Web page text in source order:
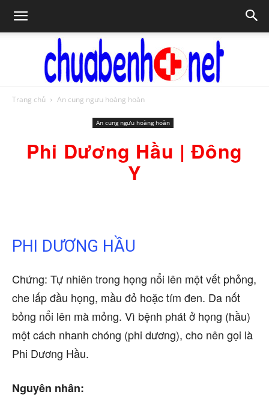
Trang chủ An cung ngưu hoàng hoàn
An cung ngưu hoàng hoàn
Phi Dương Hầu | Đông
Y
PHI DƯƠNG HẦU
Chứng: Tự nhiên trong họng nổi lên một vết phỏng,
che lấp đầu họng, mầu đỏ hoặc tím đen. Da nốt
bỏng nổi lên mà mỏng. Vì bệnh phát ở họng (hầu)
một cách nhanh chóng (phi dương), cho nên gọi là
Phi Dương Hầu.
Nguyên nhân: